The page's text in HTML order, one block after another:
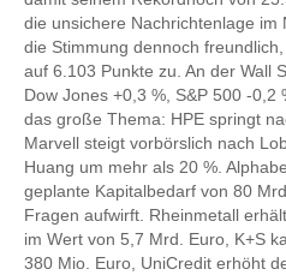
die unsichere Nachrichtenlage
die Stimmung dennoch
auf 6.103 Punkte zu. An der Wall
Dow Jones +0,3 %, S&P 500 -0,2
das große Thema: HPE springt
Marvell steigt vorbörslich nach
Huang um mehr als 20 %.
geplante Kapitalbedarf von 80
Fragen aufwirft. Rheinmetall
im Wert von 5,7 Mrd. Euro, K+S
380 Mio. Euro, UniCredit erhöht